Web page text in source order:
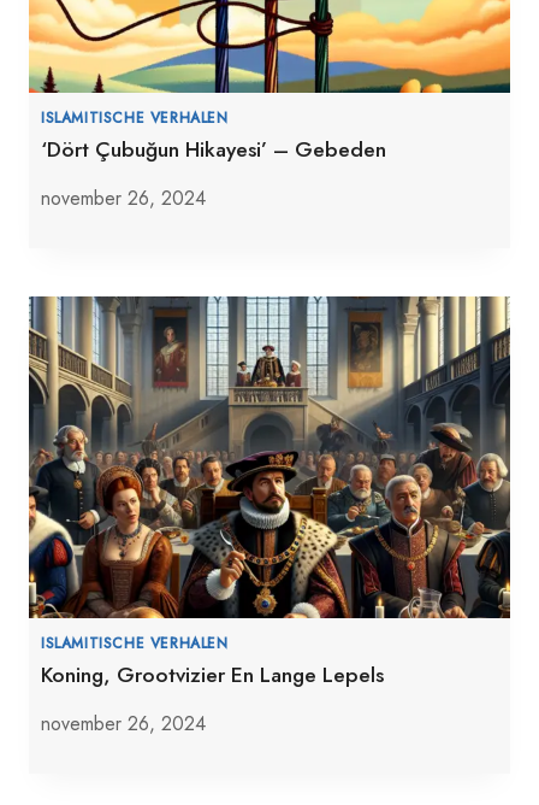
ISLAMITISCHE VERHALEN
‘Dört Çubuğun Hikayesi’ – Gebeden
november 26, 2024
ISLAMITISCHE VERHALEN
Koning, Grootvizier En Lange Lepels
november 26, 2024